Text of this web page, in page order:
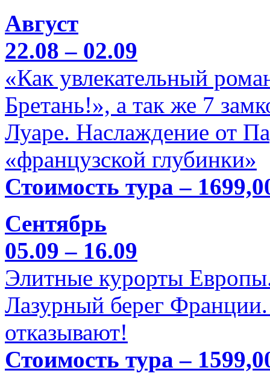
Август
22.08 – 02.09
«Как увлекательный
Бретань!», а так же 7
Луаре. Наслаждение от
«французской глубинки»
Стоимость тура –
Сентябрь
05.09 – 16.09
Элитные курорты
Лазурный берег
отказывают!
Стоимость тура –